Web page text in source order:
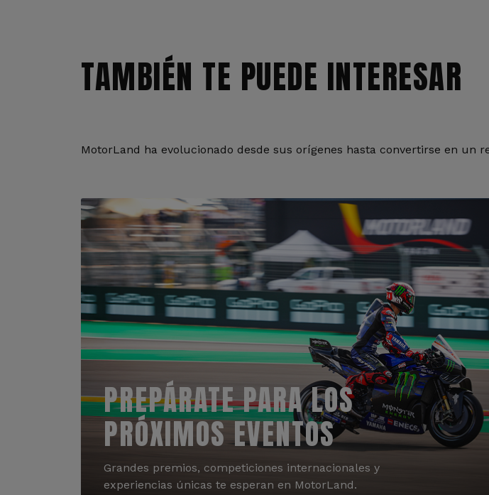
TAMBIÉN TE PUEDE INTERESAR
MotorLand ha evolucionado desde sus orígenes hasta convertirse en
PREPÁRATE PARA LOS
PRÓXIMOS EVENTOS
Grandes premios, competiciones internacionales y
experiencias únicas te esperan en MotorLand.